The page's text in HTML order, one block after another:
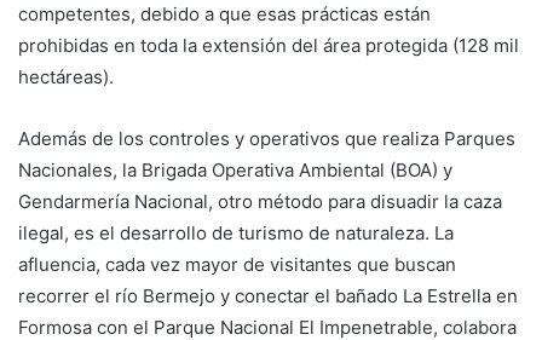
competentes, debido a que esas prácticas están
prohibidas en toda la extensión del área protegida (128 mil
hectáreas).
Además de los controles y operativos que realiza Parques
Nacionales, la Brigada Operativa Ambiental (BOA) y
Gendarmería Nacional, otro método para disuadir la caza
ilegal, es el desarrollo de turismo de naturaleza. La
afluencia, cada vez mayor de visitantes que buscan
recorrer el río Bermejo y conectar el bañado La Estrella en
Formosa con el Parque Nacional El Impenetrable, colabora